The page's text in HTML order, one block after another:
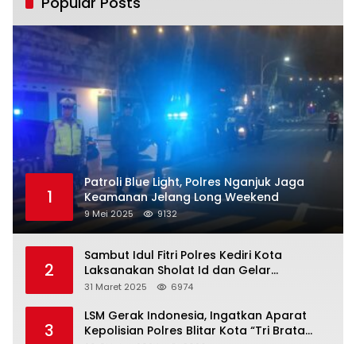
1
Patroli Blue Light, Polres Nganjuk Jaga
Keamanan Jelang Long Weekend
9 Mei 2025 9132
2
Sambut Idul Fitri Polres Kediri Kota
Laksanakan Sholat Id dan Gelar
Halalbihalal
31 Maret 2025 6974
3
LSM Gerak Indonesia, Ingatkan Aparat
Kepolisian Polres Blitar Kota “Tri Brata